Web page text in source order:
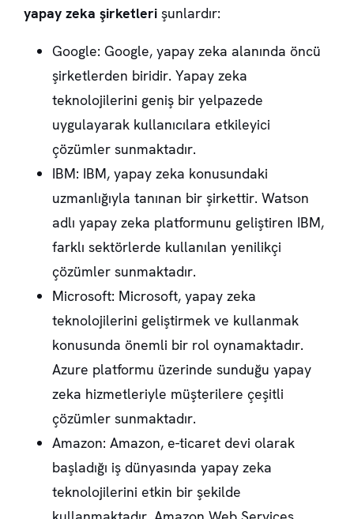
yapay zeka şirketleri şunlardır:
Google: Google, yapay zeka alanında öncü
şirketlerden biridir. Yapay zeka
teknolojilerini geniş bir yelpazede
uygulayarak kullanıcılara etkileyici
çözümler sunmaktadır.
IBM: IBM, yapay zeka konusundaki
uzmanlığıyla tanınan bir şirkettir. Watson
adlı yapay zeka platformunu geliştiren IBM,
farklı sektörlerde kullanılan yenilikçi
çözümler sunmaktadır.
Microsoft: Microsoft, yapay zeka
teknolojilerini geliştirmek ve kullanmak
konusunda önemli bir rol oynamaktadır.
Azure platformu üzerinde sunduğu yapay
zeka hizmetleriyle müşterilere çeşitli
çözümler sunmaktadır.
Amazon: Amazon, e-ticaret devi olarak
başladığı iş dünyasında yapay zeka
teknolojilerini etkin bir şekilde